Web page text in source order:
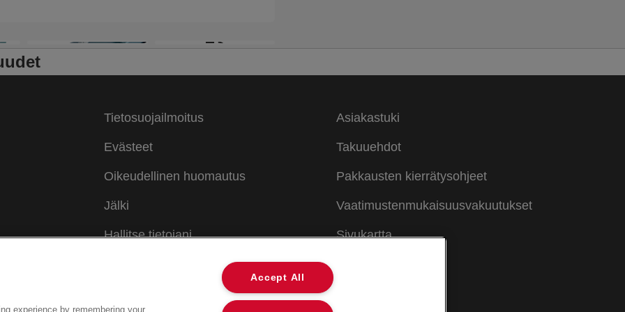
+3
Tietosuojailmoitus
Evästeet
Oikeudellinen huomautus
Jälki
Hallitse tietojani
Asiakastuki
Takuuehdot
Pakkausten kierrätysohjeet
Vaatimustenmukaisuusvakuutukset
Sivukartta
experience by remembering your
Accept All